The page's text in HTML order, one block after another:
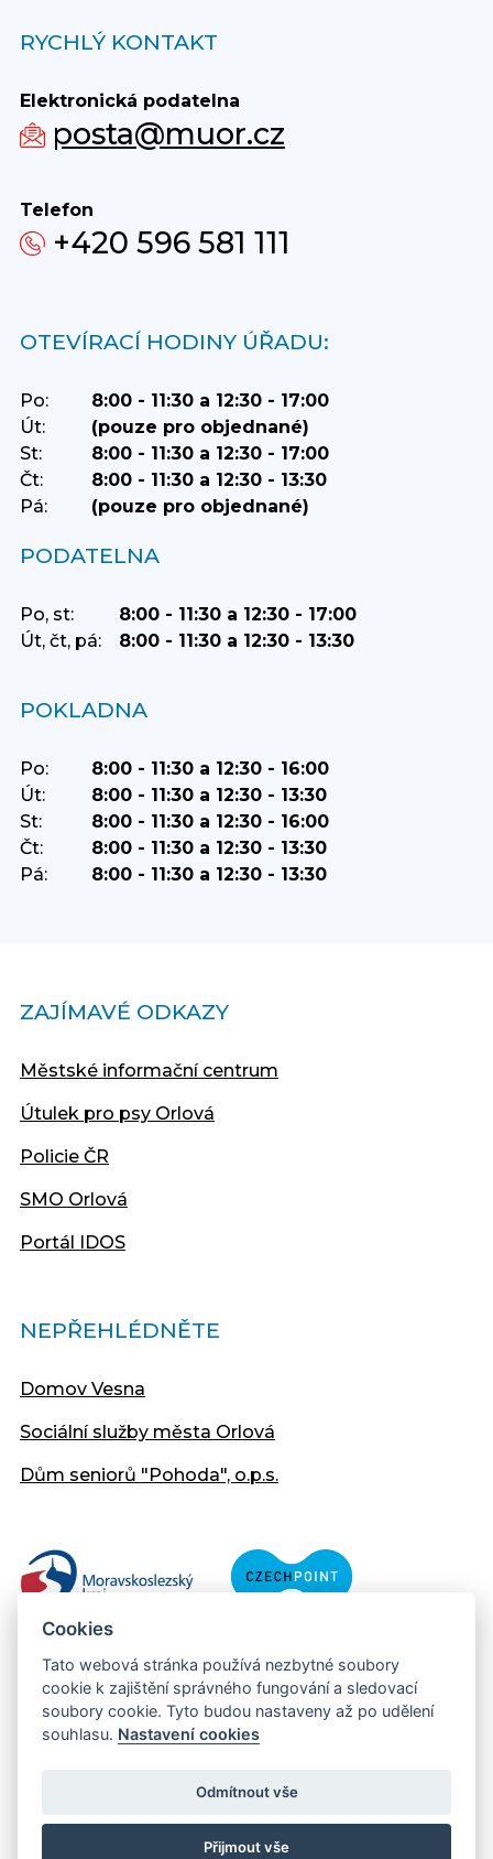
RYCHLÝ KONTAKT
Elektronická podatelna
posta@muor.cz
Telefon
+420 596 581 111
OTEVÍRACÍ HODINY ÚŘADU:
Po:
8:00 - 11:30 a 12:30 - 17:00
Út:
(pouze pro objednané)
St:
8:00 - 11:30 a 12:30 - 17:00
Čt:
8:00 - 11:30 a 12:30 - 13:30
Pá:
(pouze pro objednané)
PODATELNA
Po, st:
8:00 - 11:30 a 12:30 - 17:00
Út, čt, pá:
8:00 - 11:30 a 12:30 - 13:30
POKLADNA
Po:
8:00 - 11:30 a 12:30 - 16:00
Út:
8:00 - 11:30 a 12:30 - 13:30
St:
8:00 - 11:30 a 12:30 - 16:00
Čt:
8:00 - 11:30 a 12:30 - 13:30
Pá:
8:00 - 11:30 a 12:30 - 13:30
ZAJÍMAVÉ ODKAZY
Městské informační centrum
Útulek pro psy Orlová
Policie ČR
SMO Orlová
Portál IDOS
NEPŘEHLÉDNĚTE
Domov Vesna
Sociální služby města Orlová
Dům seniorů "Pohoda", o.p.s.
Copyright © 2013 - 2026 Městský úřad Orlová
Cookies
Tato webová stránka používá nezbytné soubory
cookie k zajištění správného fungování a sledovací
soubory cookie. Tyto budou nastaveny až po udělení
souhlasu. Nastavení cookies
Odmítnout vše
Přijmout vše